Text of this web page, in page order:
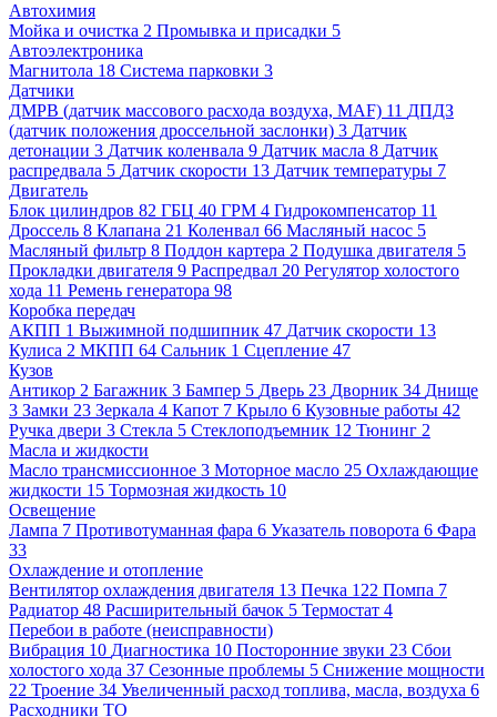
Автохимия
Мойка и очистка 2 Промывка и присадки 5
Автоэлектроника
Магнитола 18 Система парковки 3
Датчики
ДМРВ (датчик массового расхода воздуха, MAF) 11 ДПДЗ
(датчик положения дроссельной заслонки) 3 Датчик
детонации 3 Датчик коленвала 9 Датчик масла 8 Датчик
распредвала 5 Датчик скорости 13 Датчик температуры 7
Двигатель
Блок цилиндров 82 ГБЦ 40 ГРМ 4 Гидрокомпенсатор 11
Дроссель 8 Клапана 21 Коленвал 66 Масляный насос 5
Масляный фильтр 8 Поддон картера 2 Подушка двигателя 5
Прокладки двигателя 9 Распредвал 20 Регулятор холостого
хода 11 Ремень генератора 98
Коробка передач
АКПП 1 Выжимной подшипник 47 Датчик скорости 13
Кулиса 2 МКПП 64 Сальник 1 Сцепление 47
Кузов
Антикор 2 Багажник 3 Бампер 5 Дверь 23 Дворник 34 Днище
3 Замки 23 Зеркала 4 Капот 7 Крыло 6 Кузовные работы 42
Ручка двери 3 Стекла 5 Стеклоподъемник 12 Тюнинг 2
Масла и жидкости
Масло трансмиссионное 3 Моторное масло 25 Охлаждающие
жидкости 15 Тормозная жидкость 10
Освещение
Лампа 7 Противотуманная фара 6 Указатель поворота 6 Фара
33
Охлаждение и отопление
Вентилятор охлаждения двигателя 13 Печка 122 Помпа 7
Радиатор 48 Расширительный бачок 5 Термостат 4
Перебои в работе (неисправности)
Вибрация 10 Диагностика 10 Посторонние звуки 23 Сбои
холостого хода 37 Сезонные проблемы 5 Снижение мощности
22 Троение 34 Увеличенный расход топлива, масла, воздуха 6
Расходники ТО